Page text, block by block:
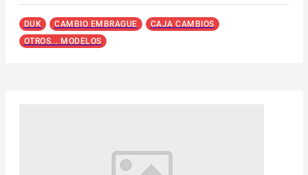
DUK CAMBIO EMBRAGUE
CAJA CAMBIOS
OTROS... MODELOS